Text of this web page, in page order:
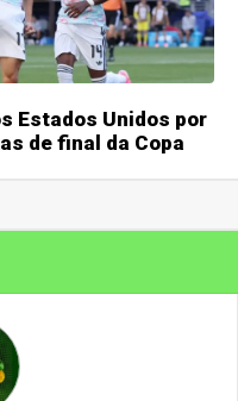
Estados Unidos por
de final da Copa